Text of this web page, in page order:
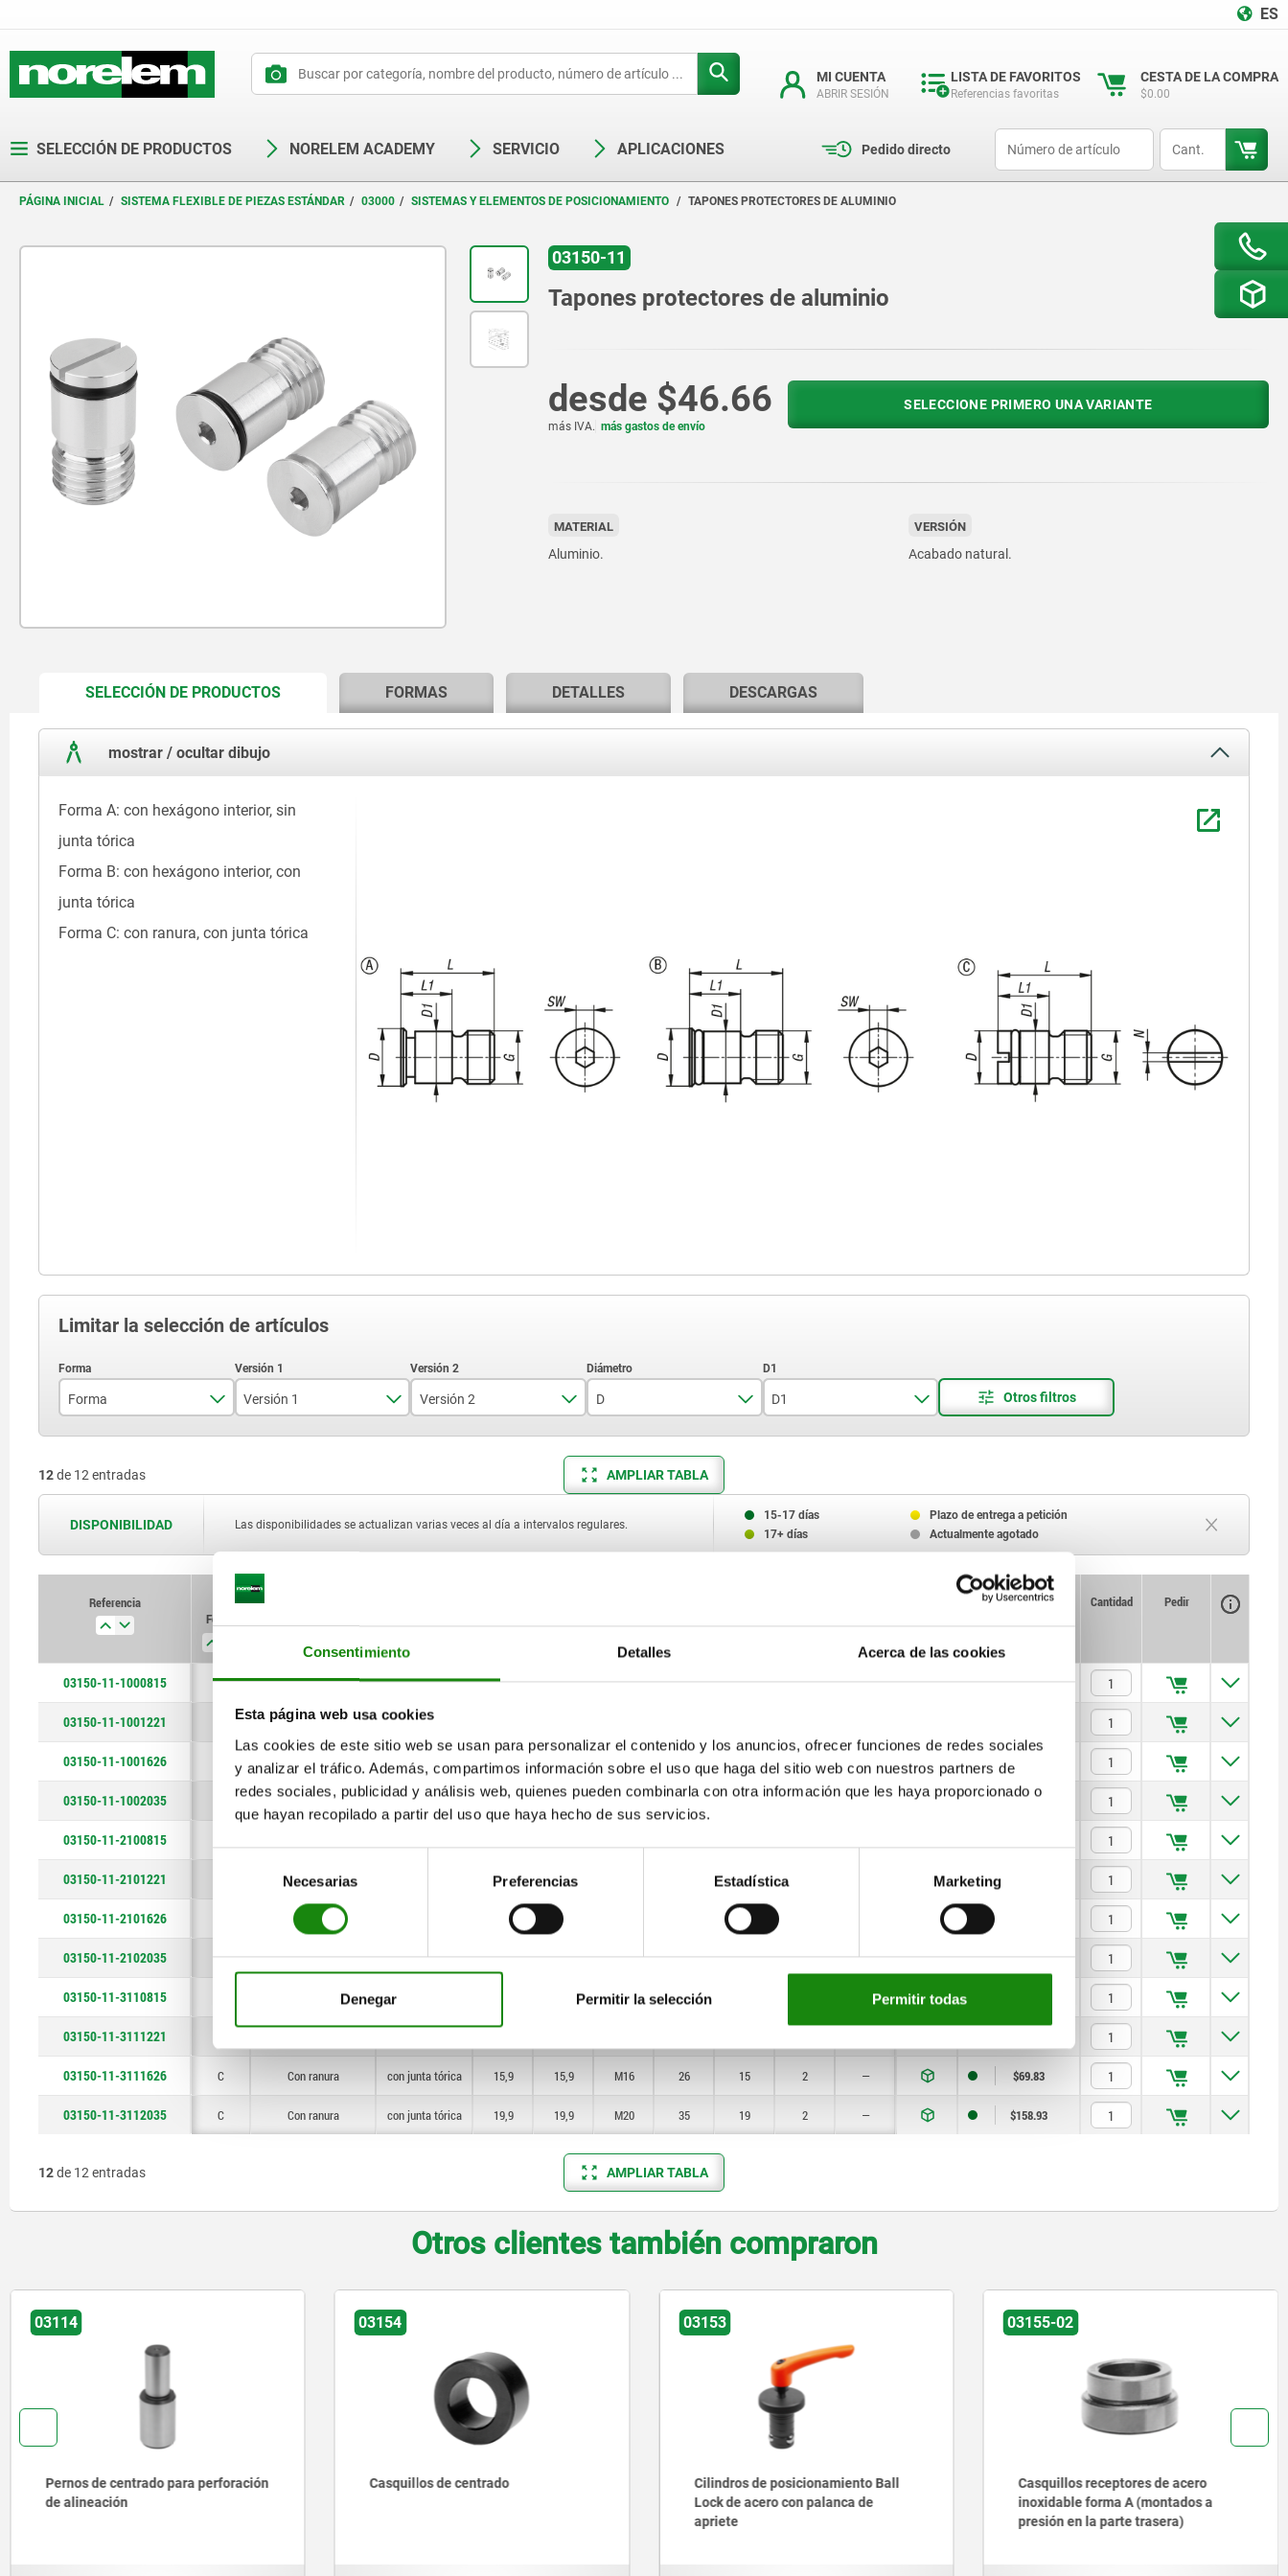
Consentimiento Detalles Acerca de las cookies
Esta página web usa cookies
Las cookies de este sitio web se usan para personalizar el contenido y los anuncios, ofrecer funciones de redes sociales
y analizar el tráfico. Además, compartimos información sobre el uso que haga del sitio web con nuestros partners de
redes sociales, publicidad y análisis web, quienes pueden combinarla con otra información que les haya proporcionado o
que hayan recopilado a partir del uso que haya hecho de sus servicios.
consentimiento
Necesarias Preferencias Estadística Marketing
Denegar Permitir la selección Permitir todas
ES
MI CUENTA
ABRIR SESIÓN
LISTA DE FAVORITOS
Referencias favoritas
CESTA DE LA COMPRA
$0.00
SELECCIÓN DE PRODUCTOS NORELEM ACADEMY SERVICIO APLICACIONES Pedido directo
PÁGINA INICIAL SISTEMA FLEXIBLE DE PIEZAS ESTÁNDAR 03000 SISTEMAS Y ELEMENTOS DE POSICIONAMIENTO TAPONES PROTECTORES DE ALUMINIO
03150-11
Tapones protectores de aluminio
desde $46.66
más IVA. más gastos de envío
SELECCIONE PRIMERO UNA VARIANTE
MATERIAL
Aluminio.
VERSIÓN
Acabado natural.
SELECCIÓN DE PRODUCTOSCURRENT
FORMAS DETALLES DESCARGAS
mostrar / ocultar dibujo
Forma A: con hexágono interior, sin
junta tórica
Forma B: con hexágono interior, con
junta tórica
Forma C: con ranura, con junta tórica
Limitar la selección de artículos
Forma
A
B
Versión 1
con hexágono interior
Versión 2
con junta tórica
D
11,9
12,6
15,9
19,9
D1
11,9
19,9
12de 12 entradas AMPLIAR TABLA
DISPONIBILIDAD Las disponibilidades se actualizan varias veces al día a intervalos regulares.
15-17 días
Plazo de entrega a petición
17+ días
Actualmente agotado
Referencia
Forma
Disponibilidad
Cantidad Pedir
03150-11-1000815 A con hexágono interior Sin junta tórica 12,6 11,9 M8 15 7,5 — 4 $73.44
03150-11-1001221 con hexágono interior Sin junta tórica
03150-11-1001626 con hexágono interior Sin junta tórica 17 15,9 M16 26 15 — 5 $57.19
03150-11-1002035 con hexágono interior Sin junta tórica 21 19,9 M20 35 19 — 5 $146.59
03150-11-2100815
03150-11-2101221 con hexágono interior 13 11,9 11,5
03150-11-2101626 con hexágono interior 15,9 15
03150-11-2102035 B con hexágono interior con junta tórica 21 19,9 M20 35 19 — 5 $158.93
03150-11-3110815 con junta tórica M8 15
03150-11-3111221
03150-11-3111626 C Con ranura con junta tórica 15,9 15,9 M16 26 15 2 — $69.83
03150-11-3112035 C Con ranura con junta tórica 19,9 19,9 M20 35 19 2 — $158.93
12de 12 entradas AMPLIAR TABLA
Otros clientes también compraron
para perforación
Casquillos de centrado
Cilindros de posicionamiento Ball
Lock de acero con palanca de
Casquillos receptores de acero
inoxidable forma A (montados a
presión en la parte trasera)